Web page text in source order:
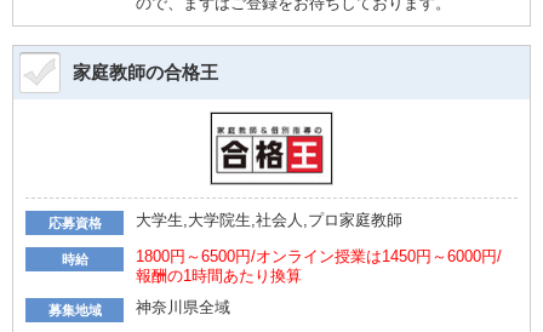
家庭教師の合格王
応募資格 大学生,大学院生,社会人,プロ家庭教師
時給
1800円～6500円/オンライン授業は1450円～6000円/
報酬の1時間あたり換算
募集地域 神奈川県全域